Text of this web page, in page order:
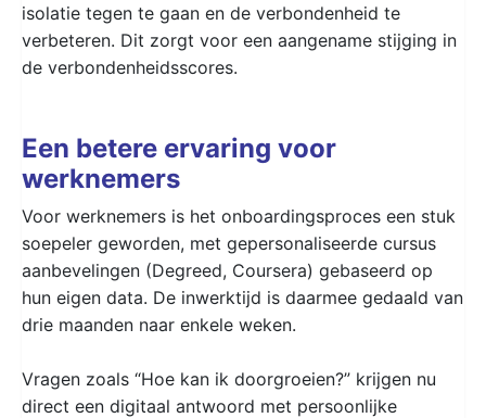
isolatie tegen te gaan en de verbondenheid te
verbeteren. Dit zorgt voor een aangename stijging in
de verbondenheidsscores.
Een betere ervaring voor
werknemers
Voor werknemers is het onboardingsproces een stuk
soepeler geworden, met gepersonaliseerde cursus
aanbevelingen (Degreed, Coursera) gebaseerd op
hun eigen data. De inwerktijd is daarmee gedaald van
drie maanden naar enkele weken.
Vragen zoals “Hoe kan ik doorgroeien?” krijgen nu
direct een digitaal antwoord met persoonlijke